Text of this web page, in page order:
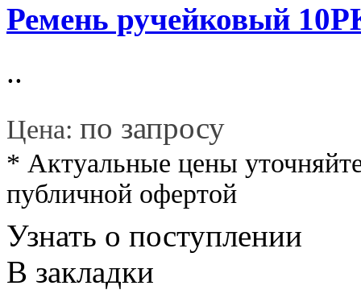
Ремень ручейковый
..
Цена: по запросу
* Актуальные цены
публичной офертой
Узнать о поступлении
В закладки